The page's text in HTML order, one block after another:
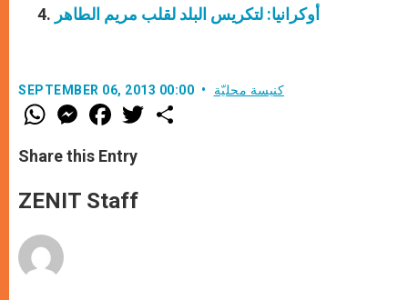
أوكرانيا: لتكريس البلد لقلب مريم الطاهر
SEPTEMBER 06, 2013 00:00 كنيسة محليّة
W
h
t
s
p
p
M
e
s
e
g
e
F
a
e
b
o
k
w
Share this Entry
ZENIT Staff